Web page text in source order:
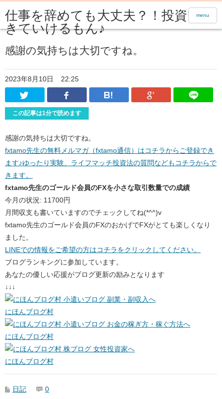
仕事を辞めても大丈夫？！投資で生
きていけるもん♪
menu
感謝の気持ちは大切ですね。
2023年8月10日
22:25
Twitter
Facebook はてなブックマーク
Google
この記事は1分で読めます
感謝の気持ちは大切ですね。
fxtamo先生の無料メルマガ（fxtamo通信）はコチラからご登録でき
ます♪ゆったり実験、ライフマッチ投資法の質問などもコチラからで
きます。
fxtamo先生のゴールド会員のFXを小さな取引数量での成績
今月の状況: 11700円
月間収支も書いていますのでチェックしてね(*^^)v
fxtamo先生のゴールド会員のFXのおかげでFXがとても楽しくなり
ました。
LINEでの情報をご希望の方はコチラをクリックしてください。
ブログランキングに参加しています。
あなたの優しい応援がブログ更新の励みとなります
↓↓↓
にほんブログ村
にほんブログ村
にほんブログ村
日記 0